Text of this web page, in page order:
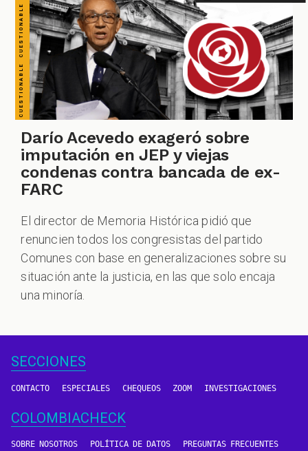
Darío Acevedo exageró sobre
imputación en JEP y viejas
condenas contra bancada de ex-
FARC
El director de Memoria Histórica pidió que
renuncien todos los congresistas del partido
Comunes con base en generalizaciones sobre su
situación ante la justicia, en las que solo encaja
una minoría.
SECCIONES
CONTACTO ESPECIALES CHEQUEOS ZOOM INVESTIGACIONES
COLOMBIACHECK
SOBRE NOSOTROS POLÍTICA DE DATOS PREGUNTAS FRECUENTES